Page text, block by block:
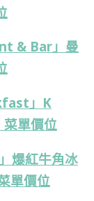
& Bar」曼
」K
單價位
爆紅牛角冰
單價位